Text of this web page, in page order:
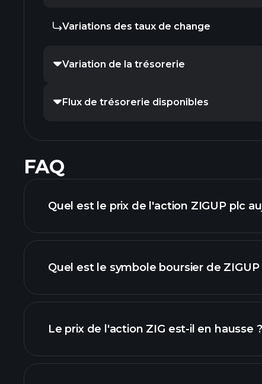
Variations des taux de change
Variation de la trésorerie
Flux de trésorerie disponibles
FAQ
Quel est le prix de l'action ZIGUP plc
graphique avancé
Quel est le symbole boursier de ZIGUP
Le prix de l'action ZIG est-il en hausse ?